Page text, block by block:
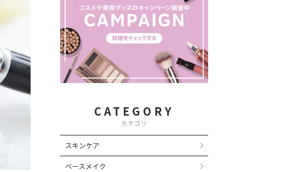
CATEGORY
カテゴリ
スキンケア
ベースメイク